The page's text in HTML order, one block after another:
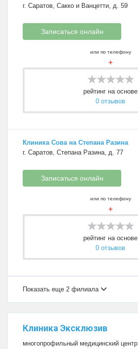
г. Саратов, Сакко и Ванцетти, д. 59
Записаться онлайн
или по телефону
+
рейтинг на основе
0 отзывов
Клиника Сова на Степана Разина
г. Саратов, Степана Разина, д. 77
Записаться онлайн
или по телефону
+
рейтинг на основе
0 отзывов
Показать еще 2 филиала
Клиника Эксклюзив
многопрофильный медицинский центр